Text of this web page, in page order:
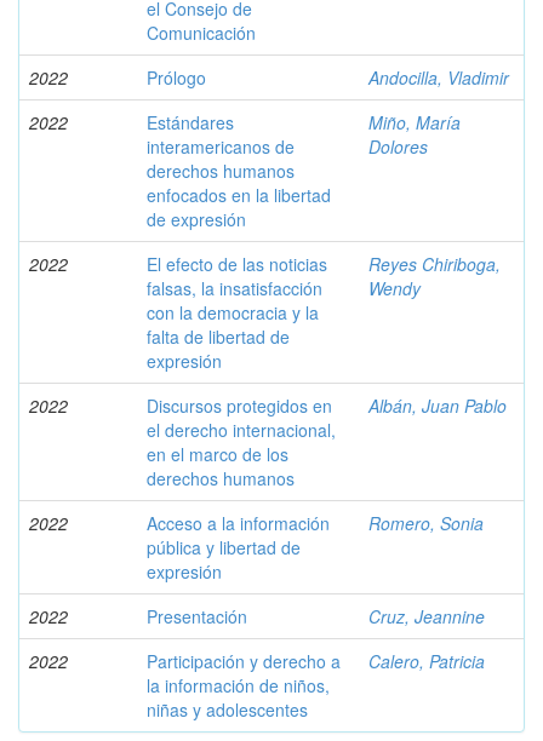
el Consejo de
Comunicación
2022 Prólogo
Andocilla, Vladimir
2022
Estándares
interamericanos de
derechos humanos
enfocados en la libertad
de expresión
Miño, María
Dolores
2022
El efecto de las noticias
falsas, la insatisfacción
con la democracia y la
falta de libertad de
expresión
Reyes Chiriboga,
Wendy
2022
Discursos protegidos en
el derecho internacional,
en el marco de los
derechos humanos
Albán, Juan Pablo
2022
Acceso a la información
pública y libertad de
expresión
Romero, Sonia
2022 Presentación
Cruz, Jeannine
2022
Participación y derecho a
la información de niños,
niñas y adolescentes
Calero, Patricia